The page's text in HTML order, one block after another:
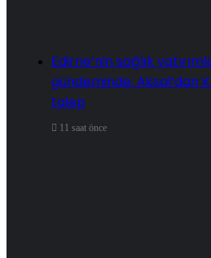
Edirne’nin sağlık
gündeminde: Aksal’dan
talep
11 saat önce